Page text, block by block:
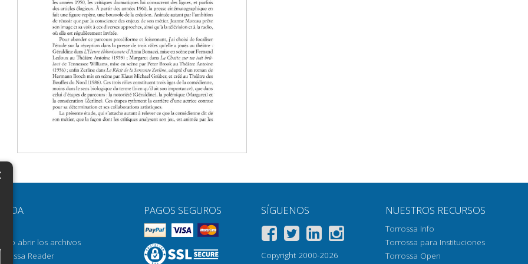
AYUDA
abrir los archivos
Reader
PAGOS SEGUROS SÍGUENOS
Copyright 2000-2026
NUESTROS RECURSOS
Torrossa Info
Torrossa para Instituciones
Torrossa Open